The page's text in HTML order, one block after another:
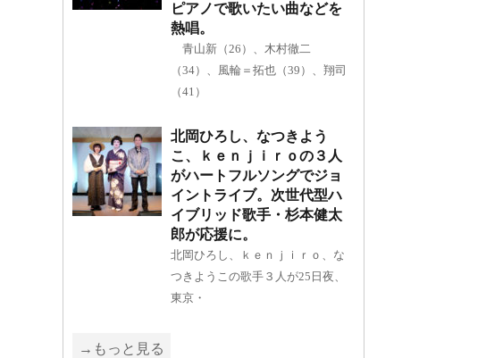
ピアノで歌いたい曲などを
熱唱。
青山新（26）、木村徹二
（34）、風輪＝拓也（39）、翔司
（41）
北岡ひろし、なつきよう
こ、ｋｅｎｊｉｒｏの３人
がハートフルソングでジョ
イントライブ。次世代型ハ
イブリッド歌手・杉本健太
郎が応援に。
北岡ひろし、ｋｅｎｊｉｒｏ、な
つきようこの歌手３人が25日夜、
東京・
→もっと見る